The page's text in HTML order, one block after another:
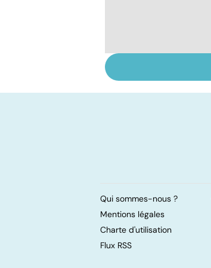
le bégaiement ?
Qui sommes-nous ?
Mentions légales
Charte d'utilisation
Flux RSS